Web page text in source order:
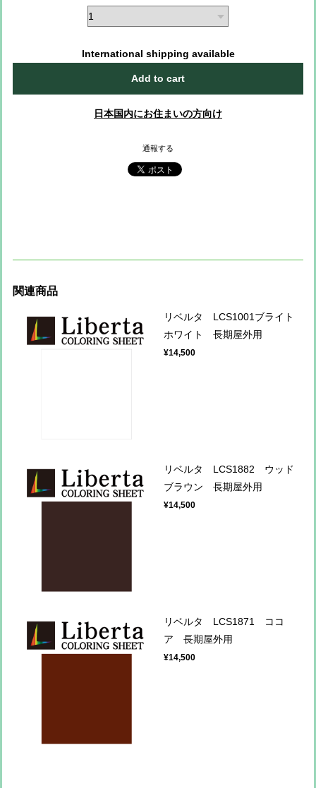
International shipping available
Add to cart
日本国内にお住まいの方向け
通報する
関連商品
リベルタ LCS1001ブライト
ホワイト 長期屋外用
¥14,500
リベルタ LCS1882 ウッド
ブラウン 長期屋外用
¥14,500
リベルタ LCS1871 ココ
ア 長期屋外用
¥14,500